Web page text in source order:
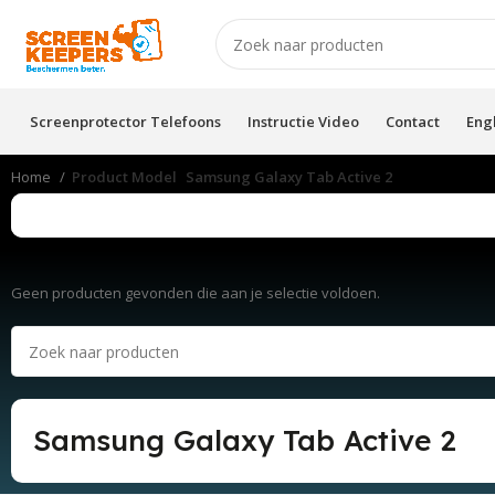
Screenprotector Telefoons Instructie Video Contact
Home Product Model Samsung Galaxy Tab Active 2
Geen producten gevonden die aan je selectie voldoen.
Samsung Galaxy Tab Active 2